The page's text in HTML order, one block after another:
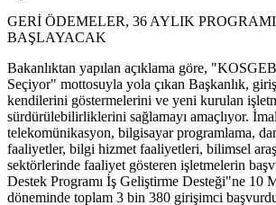
GERİ ÖDEMELER, 36 AYLIK
BAŞLAYACAK
Bakanlıktan yapılan açıklama göre,
Seçiyor" mottosuyla yola çıkan Başkanlık,
kendilerini göstermelerini ve yeni kurulan
sürdürülebilirliklerini sağlamayı amaçlıyor.
telekomünikasyon, bilgisayar programlama,
faaliyetler, bilgi hizmet faaliyetleri, bilimsel
sektörlerinde faaliyet gösteren işletmelerin
Destek Programı İş Geliştirme Desteği"ne 10
döneminde toplam 3 bin 380 girişimci